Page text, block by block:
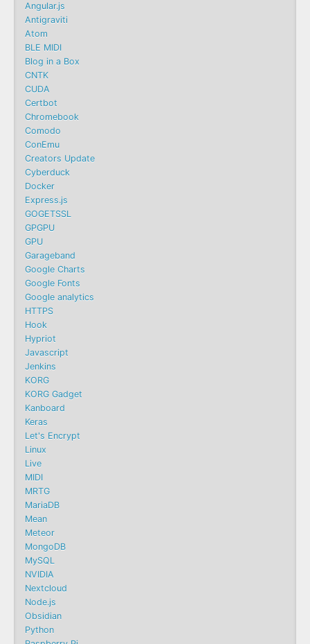
Angular.js
Antigraviti
Atom
BLE MIDI
Blog in a Box
CNTK
CUDA
Certbot
Chromebook
Comodo
ConEmu
Creators Update
Cyberduck
Docker
Express.js
GOGETSSL
GPGPU
GPU
Garageband
Google Charts
Google Fonts
Google analytics
HTTPS
Hook
Hypriot
Javascript
Jenkins
KORG
KORG Gadget
Kanboard
Keras
Let's Encrypt
Linux
Live
MIDI
MRTG
MariaDB
Mean
Meteor
MongoDB
MySQL
NVIDIA
Nextcloud
Node.js
Obsidian
Python